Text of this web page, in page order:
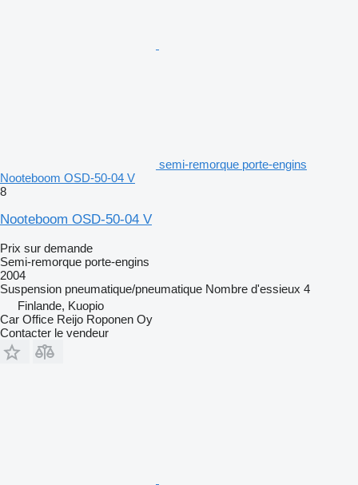
semi-remorque porte-engins
Nooteboom OSD-50-04 V
8
Nooteboom OSD-50-04 V
Prix sur demande
Semi-remorque porte-engins
2004
Suspension pneumatique/pneumatique Nombre d'essieux 4
Finlande, Kuopio
Car Office Reijo Roponen Oy
Contacter le vendeur